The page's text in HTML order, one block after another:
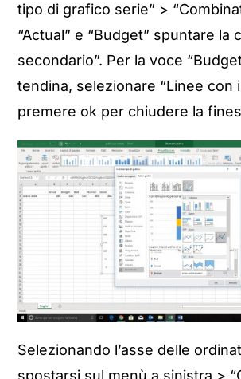
tipo di grafico serie” >
“Actual” e “Budget” spuntare la
secondario”. Per la voce
tendina, selezionare “Linee con
premere ok per chiudere la
Selezionando l’asse delle
spostarsi sul menù a sinistra >